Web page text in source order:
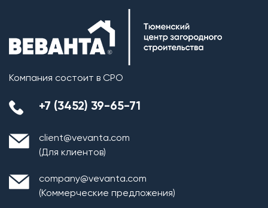
Компания состоит в СРО
+7 (3452) 39-65-71
client@vevanta.com
(Для клиентов)
company@vevanta.com
(Коммерческие предложения)